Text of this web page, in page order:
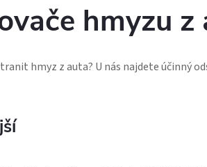
hmyzu z
hmyz z auta? U nás najdete účinný